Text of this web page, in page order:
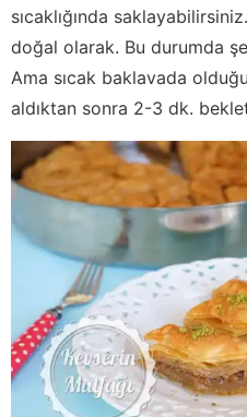
sıcaklığında
doğal olarak. Bu durumda
Ama sıcak baklavada
aldıktan sonra 2-3 dk.